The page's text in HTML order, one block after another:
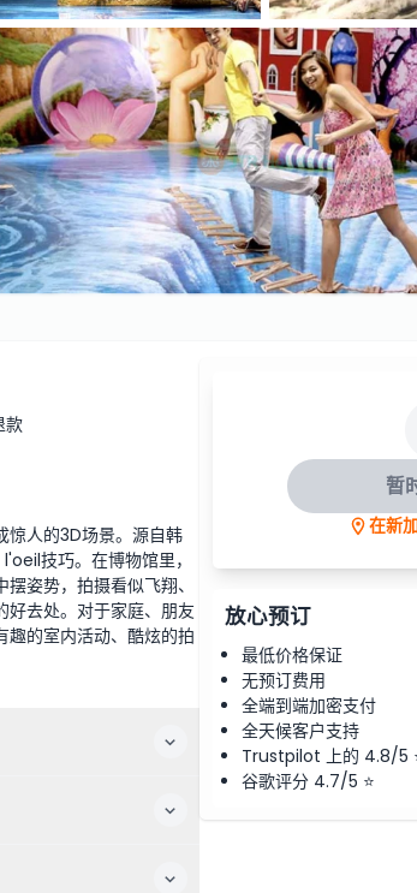
款
惊人的3D场景。源自韩
技巧。在博物馆里，
姿势，拍摄看似飞翔、
好去处。对于家庭、朋友
趣的室内活动、酷炫的拍
暂
在新
放心预订
最低价格保证
无预订费用
全端到端加密支付
全天候客户支持
Trustpilot 上的 4.8/5
谷歌评分 4.7/5 ⭐